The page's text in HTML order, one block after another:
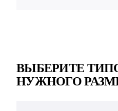
ВЫБЕРИТЕ
НУЖНОГО